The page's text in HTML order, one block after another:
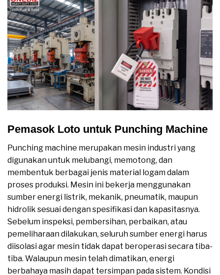
Pemasok Loto untuk Punching Machine
Punching machine merupakan mesin industri yang
digunakan untuk melubangi, memotong, dan
membentuk berbagai jenis material logam dalam
proses produksi. Mesin ini bekerja menggunakan
sumber energi listrik, mekanik, pneumatik, maupun
hidrolik sesuai dengan spesifikasi dan kapasitasnya.
Sebelum inspeksi, pembersihan, perbaikan, atau
pemeliharaan dilakukan, seluruh sumber energi harus
diisolasi agar mesin tidak dapat beroperasi secara tiba-
tiba. Walaupun mesin telah dimatikan, energi
berbahaya masih dapat tersimpan pada sistem. Kondisi